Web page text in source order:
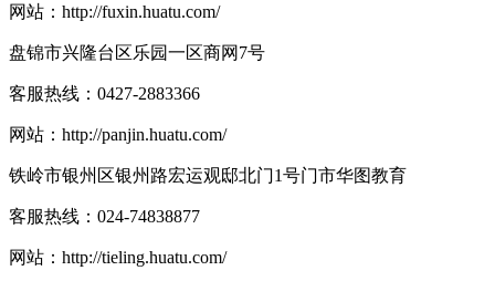
网站： http://fuxin.huatu.com/
盘锦市兴隆台区乐园一区商网7号
客服热线： 0427-2883366
网站： http://panjin.huatu.com/
铁岭市银州区银州路宏运观邸北门1号门市华图教育
客服热线： 024-74838877
网站： http://tieling.huatu.com/